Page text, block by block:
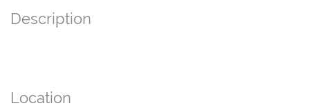
Description
Location